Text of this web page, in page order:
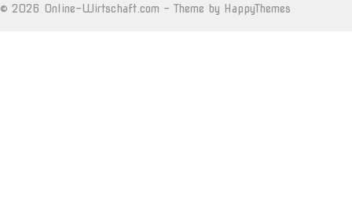
© 2026 Online-Wirtschaft.com - Theme by HappyThemes